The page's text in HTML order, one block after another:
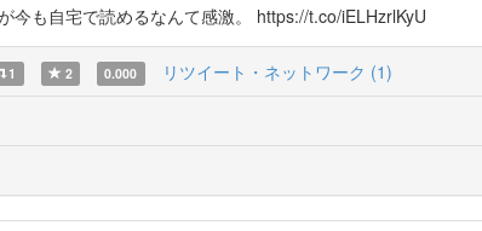
も自宅で読めるなんて感激。 https://t.co/iELHzrlKyU
1 2 0.000 リツイート・ネットワーク (1)